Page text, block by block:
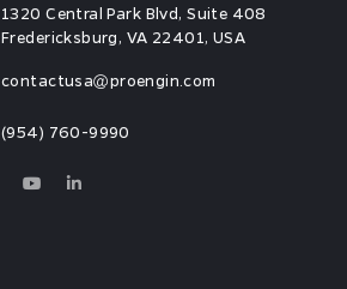
1320 Central Park Blvd, Suite 408
Fredericksburg, VA 22401, USA
contactusa proengin.com
(954) 760-9990